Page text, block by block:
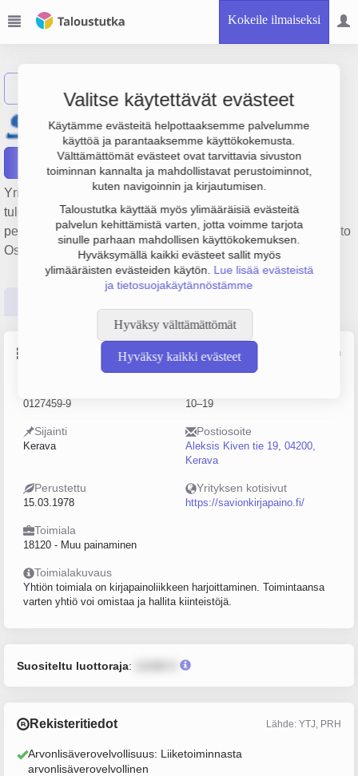
Kokeile ilmaiseksi
Valitse käytettävät evästeet
Käytämme evästeitä helpottaaksemme palvelumme
käyttöä ja parantaaksemme käyttökokemusta.
Välttämättömät evästeet ovat tarvittavia sivuston
toiminnan kannalta ja mahdollistavat perustoiminnot,
kuten navigoinnin ja kirjautumisen.
Taloustutka käyttää myös ylimääräisiä evästeitä
palvelun kehittämistä varten, jotta voimme tarjota
sinulle parhaan mahdollisen käyttökokemuksen.
Hyväksymällä kaikki evästeet sallit myös
ylimääräisten evästeiden käytön. Lue lisää evästeistä
ja tietosuojakäytännöstämme
Hyväksy välttämättömät
Hyväksy kaikki evästeet
Savion Kirjapaino Oy
Raportit
Yrityksen Savion Kirjapaino Oy liikevaihto on 1.9 milj. € ja
tulos -22 000 €. Sen päätoimiala on Muu painaminen,
perustamisvuosi 1978 ja sijainti Kerava. Yrityksen yhtiömuoto
Osakeyhtiö (OY).
Lähde: YTJ, PRH, Traficom
0127459-9 10–19
Sijainti
Kerava
Postiosoite
Aleksis Kiven tie 19, 04200,
Kerava
Perustettu
15.03.1978
Yrityksen kotisivut
https://savionkirjapaino.fi/
Toimiala
18120 - Muu painaminen
Toimialakuvaus
Yhtiön toimiala on kirjapainoliikkeen harjoittaminen. Toimintaansa
varten yhtiö voi omistaa ja hallita kiinteistöjä.
Suositeltu luottoraja:
Rekisteritiedot Lähde: YTJ, PRH
Arvonlisäverovelvollisuus: Liiketoiminnasta
arvonlisäverovelvollinen